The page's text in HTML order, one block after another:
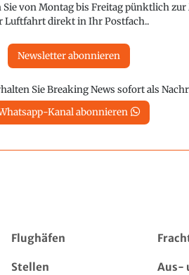
von Montag bis Freitag pünktlich
Luftfahrt direkt in Ihr Postfach..
Newsletter abonnieren
Sie Breaking News sofort als
Kanal abonnieren
Flughäfen
Stellen
Aus-